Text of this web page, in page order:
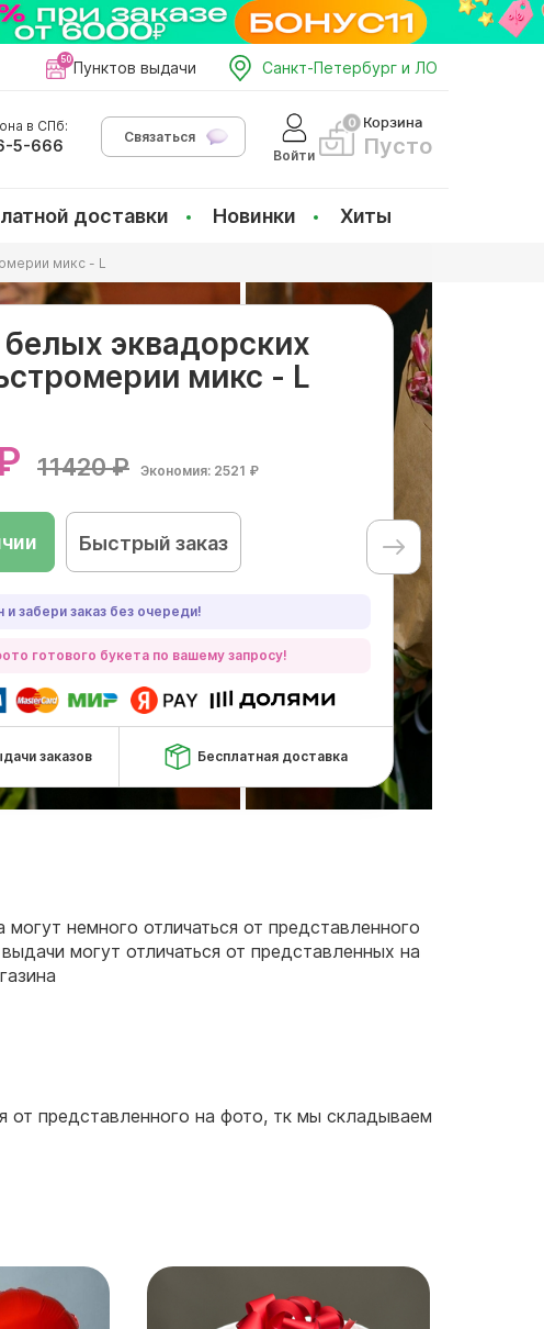
Пунктов выдачи Санкт-Петербург и ЛО
в СПб:
5-666
Связаться
Войти
Корзина
Пусто
доставки Новинки Хиты
микс - L
белых эквадорских
микс - L
11420 ₽ Экономия: 2521 ₽
Быстрый заказ
и забери заказ без очереди!
готового букета по вашему запросу!
заказов Бесплатная доставка
немного отличаться от представленного
могут отличаться от представленных на
от представленного на фото, тк мы складываем